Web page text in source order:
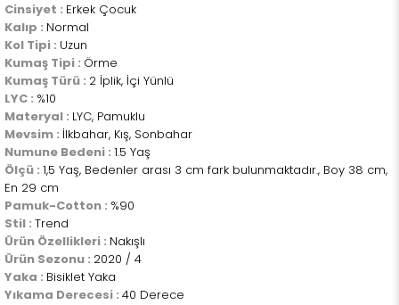
Cinsiyet : Erkek Çocuk
Kalıp : Normal
Kol Tipi : Uzun
Kumaş Tipi : Örme
Kumaş Türü : 2 İplik, İçi Yünlü
LYC : %10
Materyal : LYC, Pamuklu
Mevsim : İlkbahar, Kış, Sonbahar
Numune Bedeni : 1.5 Yaş
Ölçü : 1,5 Yaş, Bedenler arası 3 cm fark bulunmaktadır., Boy 38 cm,
En 29 cm
Pamuk-Cotton : %90
Stil : Trend
Ürün Özellikleri : Nakışlı
Ürün Sezonu : 2020 / 4
Yaka : Bisiklet Yaka
Yıkama Derecesi : 40 Derece